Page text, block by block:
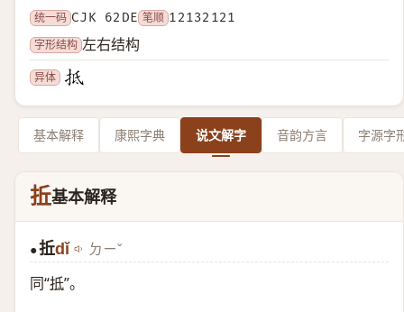
统一码 CJK 62DE 笔顺 12132121
字形结构 左右结构
异体
基本解释 康熙字典 说文解字 音韵方言 字源字
拞基本解释
●拞dǐ ㄉㄧˇ
同“抵”。